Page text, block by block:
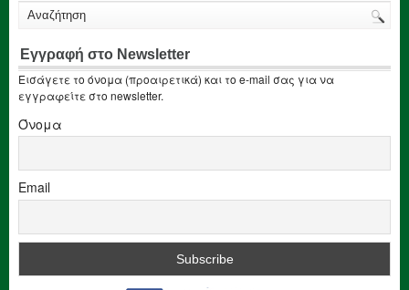
Εγγραφή στο Newsletter
Εισάγετε το όνομα (προαιρετικά) και το e-mail σας για να
εγγραφείτε στο newsletter.
Όνομα
Email